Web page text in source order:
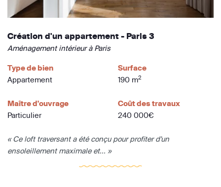
Création d'un appartement - Paris 3
Aménagement intérieur à Paris
Type de bien
Appartement
Surface
190 m2
Maître d'ouvrage
Particulier
Coût des travaux
240 000€
« Ce loft traversant a été conçu pour profiter d'un
ensoleillement maximale et... »